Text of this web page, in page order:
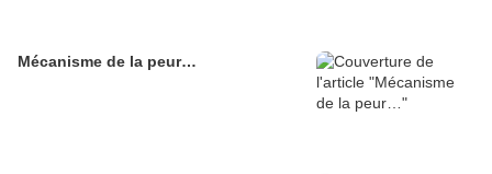
Mécanisme de la peur…